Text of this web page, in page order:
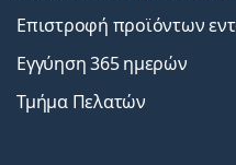
Επιστροφή προϊόντων
Εγγύηση 365 ημερών
Τμήμα Πελατών